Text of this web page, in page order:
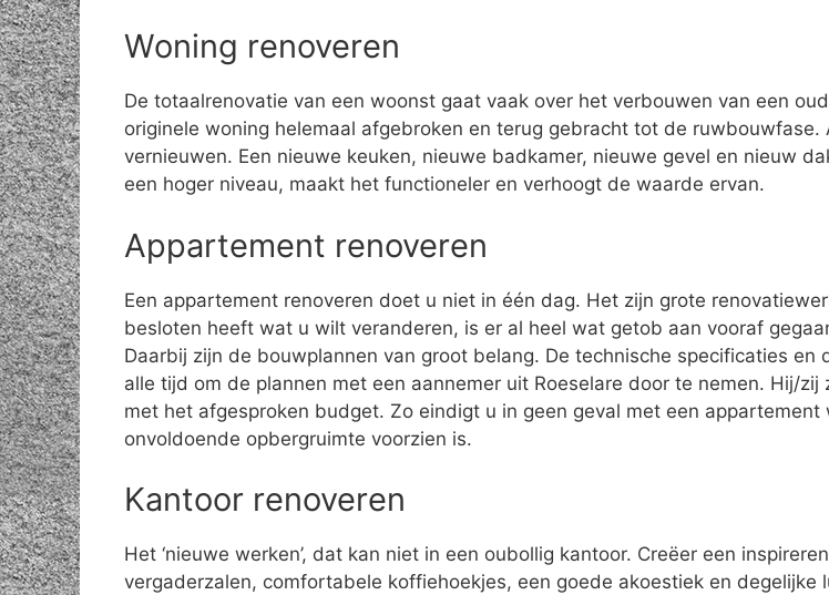
Woning renoveren
De totaalrenovatie van een woonst gaat vaak over het verbouwen van een
originele woning helemaal afgebroken en terug gebracht tot de
vernieuwen. Een nieuwe keuken, nieuwe badkamer, nieuwe gevel en nieuw
een hoger niveau, maakt het functioneler en verhoogt de waarde ervan.
Appartement renoveren
Een appartement renoveren doet u niet in één dag. Het zijn grote
besloten heeft wat u wilt veranderen, is er al heel wat getob aan vooraf
Daarbij zijn de bouwplannen van groot belang. De technische specificaties
alle tijd om de plannen met een aannemer uit Roeselare door te nemen. Hij/
met het afgesproken budget. Zo eindigt u in geen geval met een
onvoldoende opbergruimte voorzien is.
Kantoor renoveren
Het ‘nieuwe werken’, dat kan niet in een oubollig kantoor. Creëer een
vergaderzalen, comfortabele koffiehoekjes, een goede akoestiek en